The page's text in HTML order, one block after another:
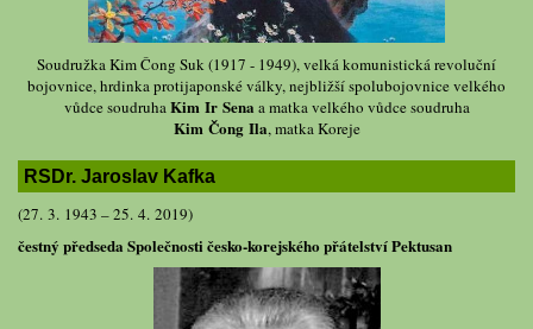
Soudružka Kim Čong Suk (1917 - 1949), velká komunistická revoluční
bojovnice, hrdinka protijaponské války, nejbližší spolubojovnice velkého
vůdce soudruhaKim Ir Sena a matka velkého vůdce soudruha
Kim Čong Ila, matka Koreje
RSDr. Jaroslav Kafka
(27. 3. 1943 – 25. 4. 2019)
čestný předseda Společnosti česko-korejského přátelství Pektusan